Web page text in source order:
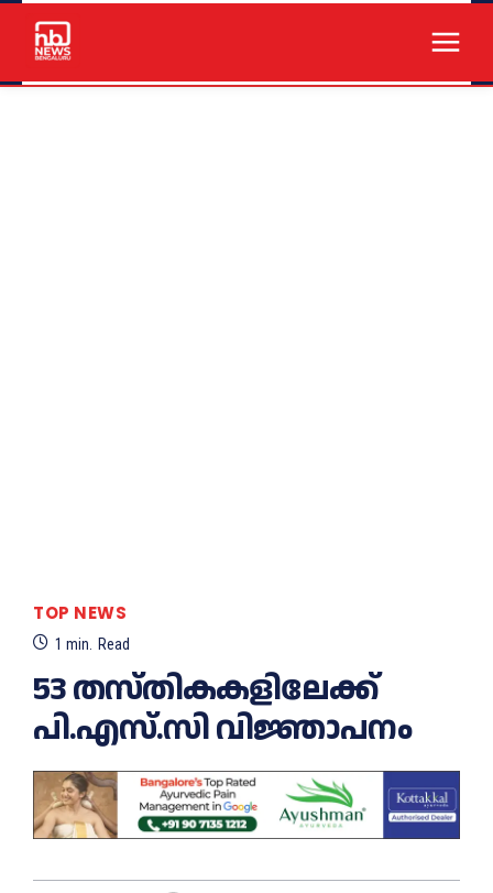
TOP NEWS
1 min. Read
53 തസ്‌തികകളിലേക്ക്
പി.എസ്.സി വിജ്ഞാപനം